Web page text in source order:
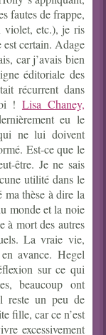
fautes de frappe,
violet, etc.), je ris
certain. Adage
car j’avais bien
éditoriale des
récurrent dans
! Lisa Chaney,
eu le
ne lui doivent
Est-ce que le
être. Je ne sais
utilité dans le
ma thèse à dire la
monde et la noie
à mort des autres
La vraie vie,
avance. Hegel
sur ce qui
beaucoup ont
reste un peu de
fille, car ce n’est
excessivement